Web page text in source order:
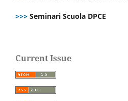
>>> Seminari Scuola DPCE
Current Issue